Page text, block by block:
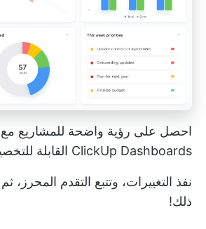
احصل على رؤية واضحة للمشاريع
ClickUp Dashboards القابلة للتخصيص
نفذ التغييرات، وتتبع التقدم
ذلك!